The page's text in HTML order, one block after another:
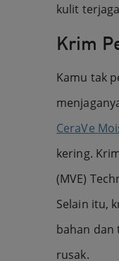
kulit
Krim
Kamu tak
CeraVe
kering.
(MVE)
Selain itu,
bahan dan
rusak.